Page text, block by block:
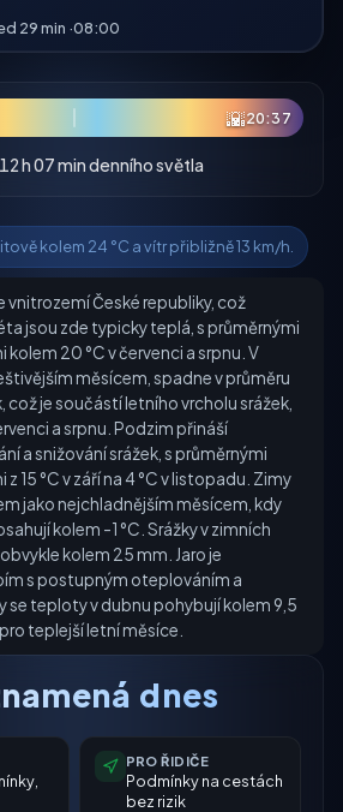
29 min ·08:00
🌇20:37
h 07 min denního světla
kolem 24 °C a vítr přibližně 13 km/h.
vnitrozemí České republiky, což
jsou zde typicky teplá, s průměrnými
20 °C v červenci a srpnu. V
měsícem, spadne v průměru
což je součástí letního vrcholu srážek,
a srpnu. Podzim přináší
a snižování srážek, s průměrnými
15 °C v září na 4 °C v listopadu. Zimy
jako nejchladnějším měsícem, kdy
kolem -1 °C. Srážky v zimních
kolem 25 mm. Jaro je
s postupným oteplováním a
se teploty v dubnu pohybují kolem 9,5
teplejší letní měsíce.
dnes
PRO ŘIDIČE
Podmínky na cestách
bez rizik